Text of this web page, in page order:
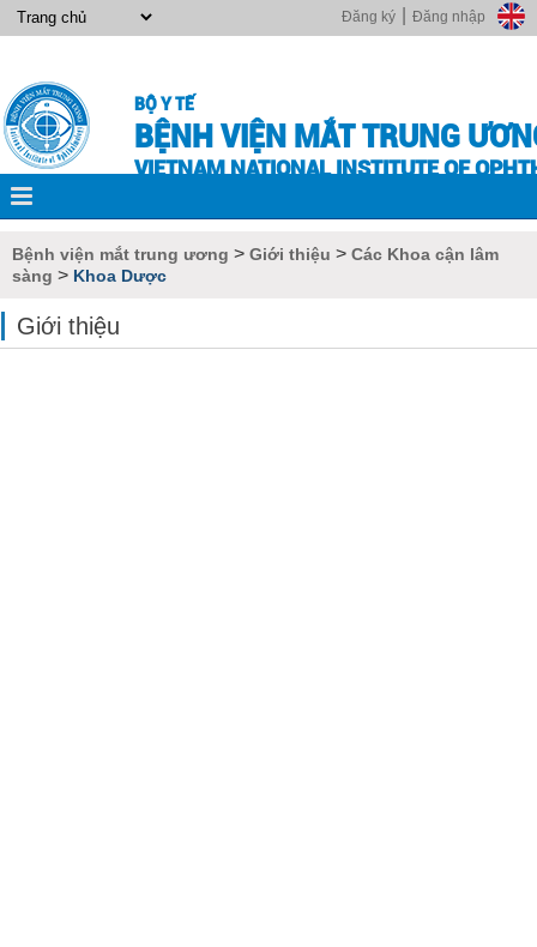
Đăng nhập
Đăng ký
BỘ Y TẾ
BỆNH VIỆN MẮT TRUNG
VIETNAM NATIONAL INSTITUTE OF
Bệnh viện mắt trung ương > Giới thiệu > Các Khoa cận lâm
sàng > Khoa Dược
Giới thiệu